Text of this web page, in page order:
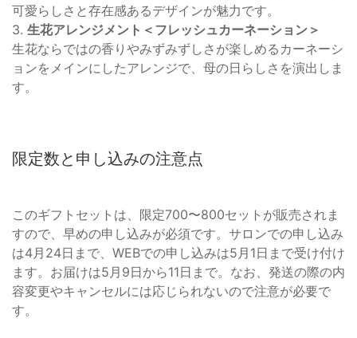
可愛らしさと存在感あるデザインが魅力です。
3. 生花アレンジメント＜フレッシュカーネーション＞
生花ならではの香りやみずみずしさが楽しめるカーネーシ
ョンをメインにしたアレンジで、母の日らしさを演出しま
す。
限定数と申し込みの注意点
このギフトセットは、限定700〜800セットが販売されま
すので、早めの申し込みが必須です。サロンでの申し込み
は4月24日まで、WEBでの申し込みは5月1日まで受け付け
ます。お届けは5月9日から11日まで。なお、発送の際の内
容変更やキャンセルには応じられないので注意が必要で
す。